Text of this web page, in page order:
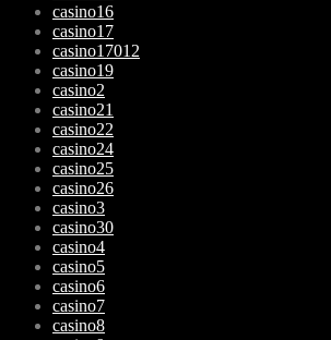
casino16
casino17
casino17012
casino19
casino2
casino21
casino22
casino24
casino25
casino26
casino3
casino30
casino4
casino5
casino6
casino7
casino8